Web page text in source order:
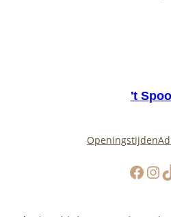
't
Openingstijden
Facebook InstagramTikTok